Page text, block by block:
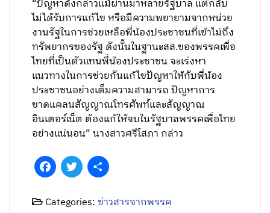
“ปัญหาดังกล่าวแม้ผ่านมาหลายรัฐบาล แต่กลับ
ไม่ได้รับการแก้ไข หรือมีความพยายามจากหน่วย
งานรัฐในการช่วยเหลือพี่น้องประชาชนที่เข้าไม่ถึง
ทรัพยากรของรัฐ ดังนั้นในฐานะสส.ของพรรคเพื่อ
ไทยที่เป็นตัวแทนพี่น้องประชาชน จะเร่งหา
แนวทางในการช่วยกันแก้ไขปัญหาให้กับพี่น้อง
ประชาชนอย่างเต็มความสามารถ ปัญหาการ
ขาดแคลนสัญญาณโทรศัพท์และสัญญาณ
อินเตอร์เน็ต ต้องแก้ให้จบในรัฐบาลพรรคเพื่อไทย
อย่างแน่นอน” นางสาวศรีโสภา กล่าว
FacebookTwitter
Categories:ข่าวสารจากพรรค